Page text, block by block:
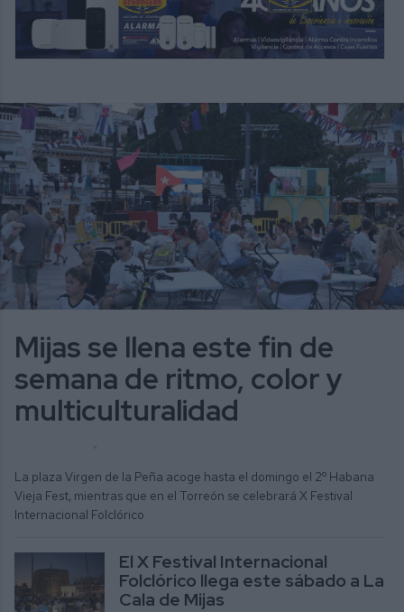
Mijas se llena este fin de
semana de ritmo, color y
multiculturalidad
La plaza Virgen de la Peña acoge hasta el domingo el 2º Habana
Vieja Fest, mientras que en el Torreón se celebrará X Festival
Internacional Folclórico
El X Festival Internacional
Folclórico llega este sábado a La
Cala de Mijas